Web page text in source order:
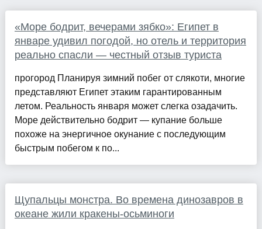
«Море бодрит, вечерами зябко»: Египет в
январе удивил погодой, но отель и территория
реально спасли — честный отзыв туриста
прогород Планируя зимний побег от слякоти, многие
представляют Египет этаким гарантированным
летом. Реальность января может слегка озадачить.
Море действительно бодрит — купание больше
похоже на энергичное окунание с последующим
быстрым побегом к по...
Щупальцы монстра. Во времена динозавров в
океане жили кракены-осьминоги